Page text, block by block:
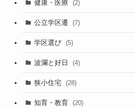
健康・医療 (2)
公立学区遷 (7)
学区選び (5)
波瀾と好日 (4)
狭小住宅 (28)
知育・教育 (20)